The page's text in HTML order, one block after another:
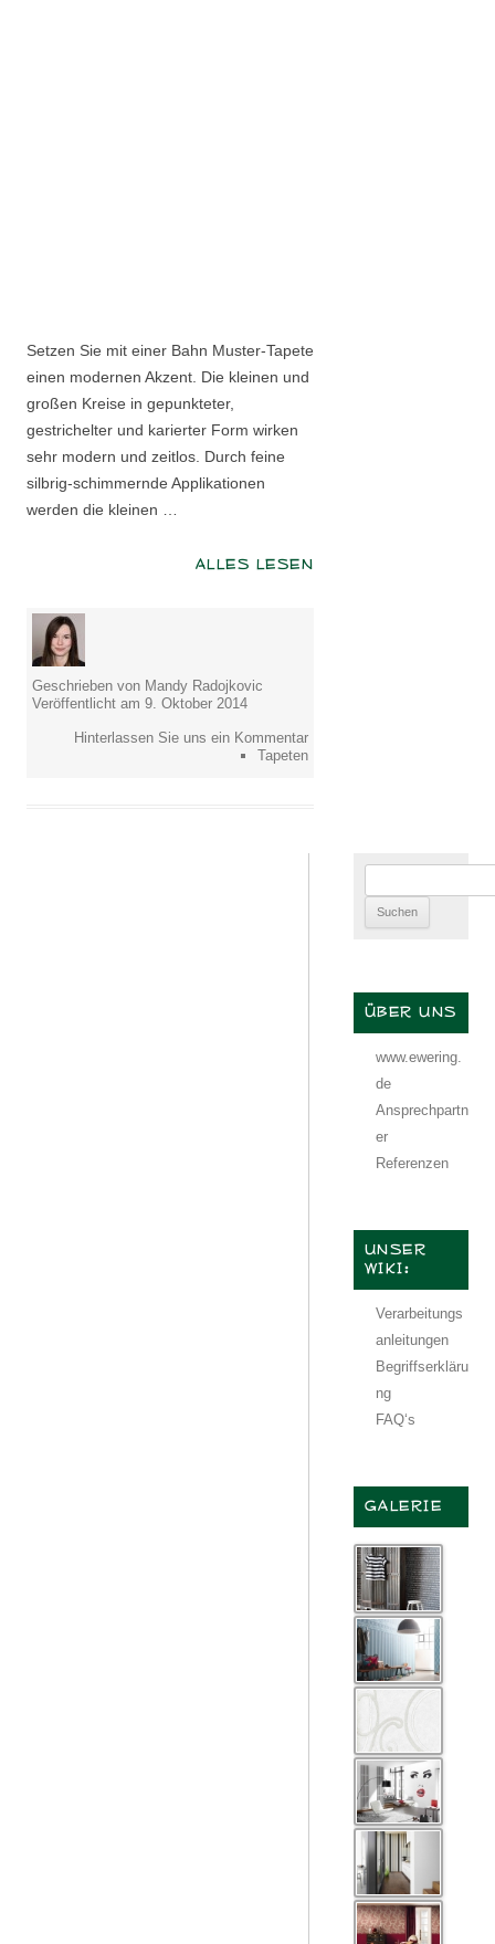
Setzen Sie mit einer Bahn Muster-Tapete
einen modernen Akzent. Die kleinen und
großen Kreise in gepunkteter,
gestrichelter und karierter Form wirken
sehr modern und zeitlos. Durch feine
silbrig-schimmernde Applikationen
werden die kleinen …
ALLES LESEN
Geschrieben von Mandy Radojkovic
Veröffentlicht am 9. Oktober 2014
Hinterlassen Sie uns ein Kommentar
Tapeten
nach:
ÜBER UNS
www.ewering.
de
Ansprechpartn
er
Referenzen
UNSER
WIKI:
Verarbeitungs
anleitungen
Begriffserkläru
ng
FAQ‘s
GALERIE